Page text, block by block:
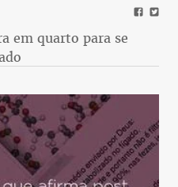
em quarto para se